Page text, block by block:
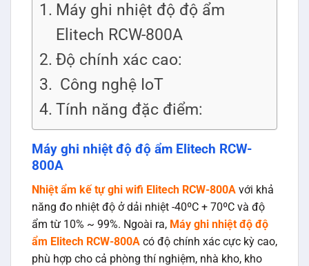
Máy ghi nhiệt độ độ ẩm
Elitech RCW-800A
Độ chính xác cao:
Công nghệ IoT
Tính năng đặc điểm:
Máy ghi nhiệt độ độ ẩm Elitech RCW-
800A
Nhiệt ẩm kế tự ghi wifi Elitech RCW-800A với khả
năng đo nhiệt độ ở dải nhiệt -40ºC + 70ºC và độ
ẩm từ 10% ~ 99%. Ngoài ra, Máy ghi nhiệt độ độ
ẩm Elitech RCW-800A có độ chính xác cực kỳ cao,
phù hợp cho cả phòng thí nghiệm, nhà kho, kho